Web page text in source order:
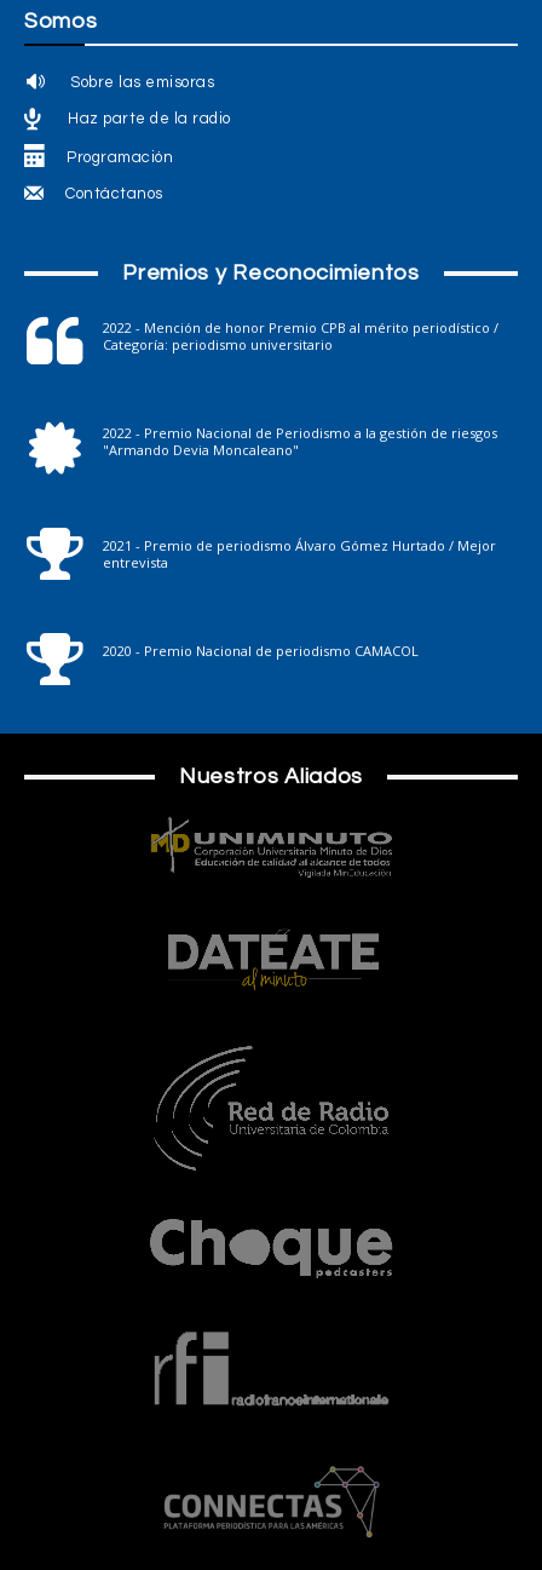
Somos
Sobre las emisoras
Haz parte de la radio
Programación
Contáctanos
Premios y Reconocimientos
2022 - Mención de honor Premio CPB al mérito periodístico /
Categoría: periodismo universitario
2022 - Premio Nacional de Periodismo a la gestión de riesgos
"Armando Devia Moncaleano"
2021 - Premio de periodismo Álvaro Gómez Hurtado / Mejor
entrevista
2020 - Premio Nacional de periodismo CAMACOL
Nuestros Aliados